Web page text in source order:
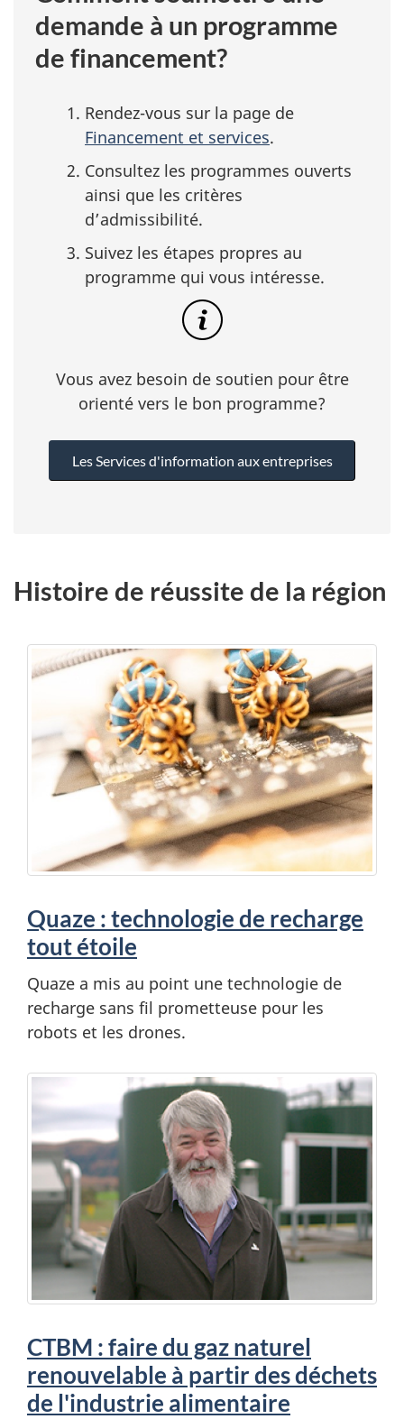
demande à un programme
de financement?
Rendez-vous sur la page de
Financement et services.
Consultez les programmes ouverts
ainsi que les critères
d’admissibilité.
Suivez les étapes propres au
programme qui vous intéresse.
Vous avez besoin de soutien pour être
orienté vers le bon programme?
Les Services d'information aux entreprises
Histoire de réussite de la région
Quaze : technologie de recharge
tout étoile
Quaze a mis au point une technologie de
recharge sans fil prometteuse pour les
robots et les drones.
CTBM : faire du gaz naturel
renouvelable à partir des déchets
de l'industrie alimentaire